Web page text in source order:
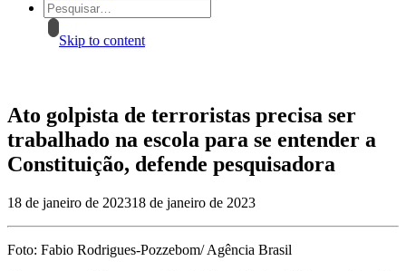
Skip to content
Ato golpista de terroristas precisa ser
trabalhado na escola para se entender a
Constituição, defende pesquisadora
18 de janeiro de 202318 de janeiro de 2023
Foto: Fabio Rodrigues-Pozzebom/ Agência Brasil